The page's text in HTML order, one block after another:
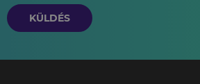
KÜLDÉS